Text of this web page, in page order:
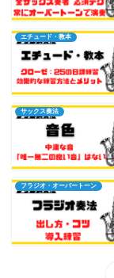
エチュード・教本
サックス奏法
フラジオ・オーバートーン